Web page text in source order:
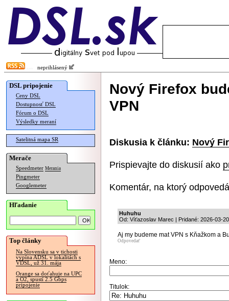
neprihlásený
DSL pripojenie
Ceny DSL
Dostupnosť DSL
Fórum o DSL
Výsledky meraní
Satelitná mapa SR
Merače
Speedmeter Merania
Pingmeter
Googlemeter
Hľadanie
Top články
Na Slovensku sa v tichosti
vypína ADSL v lokalitách s
VDSL, už 31. mája
Orange sa doťahuje na UPC
a O2, spustí 2.5 Gbps
pripojenie
Nový Firefox
VPN
Diskusia k článku: Nový
Prispievajte do diskusií ako
Komentár, na ktorý
Huhuhu
Od: Víťazoslav Marec | Pridané: 2026-03-
Aj my budeme mat VPN s Kňažkom a
Odpovedať
Meno:
Titulok: